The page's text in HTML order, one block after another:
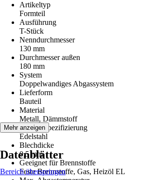
Artikeltyp
Formteil
Ausführung
T-Stück
Nenndurchmesser
130 mm
Durchmesser außen
180 mm
System
Doppelwandiges Abgassystem
Lieferform
Bauteil
Material
Metall, Dämmstoff
Materialspezifizierung
Edelstahl
Blechdicke
0,5 mm
Geeignet für Brennstoffe
Feste Brennstoffe, Gas, Heizöl EL
Mehr anzeigen
Datenblätter
Bereich überspringen